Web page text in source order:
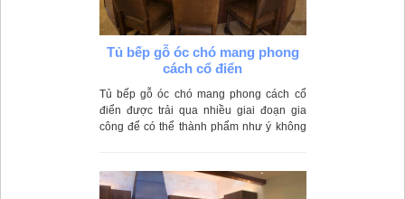
Tủ bếp gỗ óc chó mang phong
cách cổ điển
Tủ bếp gỗ óc chó mang phong cách cổ
điển được trải qua nhiều giai đoạn gia
công để có thể thành phẩm như ý không
và đẽo gọt theo nhiều kiểu dáng khác
nhau.